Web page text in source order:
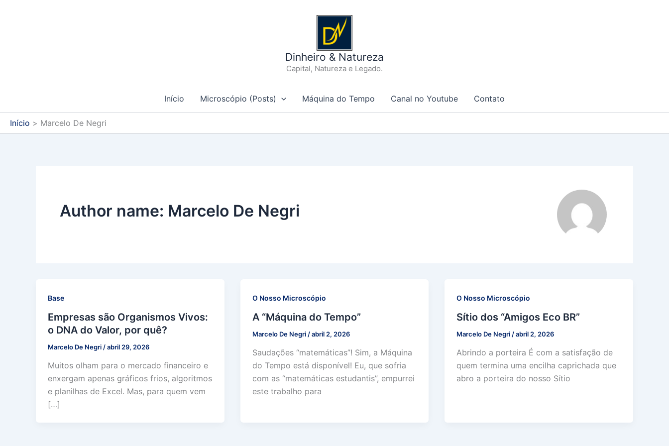
Dinheiro & Natureza
Capital, Natureza e Legado.
Início Microscópio (Posts) Máquina do Tempo Canal no Youtube Contato
Início Marcelo De Negri
Author name: Marcelo De Negri
Base
Empresas são Organismos Vivos:
o DNA do Valor, por quê?
Marcelo De Negri /abril 29, 2026
Muitos olham para o mercado financeiro e
enxergam apenas gráficos frios, algoritmos
e planilhas de Excel. Mas, para quem vem
[…]
O Nosso Microscópio
A “Máquina do Tempo”
Marcelo De Negri /abril 2, 2026
Saudações “matemáticas”! Sim, a Máquina
do Tempo está disponível! Eu, que sofria
com as “matemáticas estudantis”, empurrei
este trabalho para
O Nosso Microscópio
Sítio dos “Amigos Eco BR”
Marcelo De Negri /abril 2, 2026
Abrindo a porteira É com a satisfação de
quem termina uma encilha caprichada que
abro a porteira do nosso Sítio